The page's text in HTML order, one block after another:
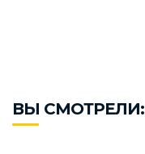
ВЫ СМОТРЕЛИ: